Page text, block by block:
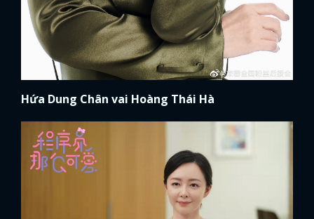
Hứa Dung Chân vai Hoàng Thái Hà